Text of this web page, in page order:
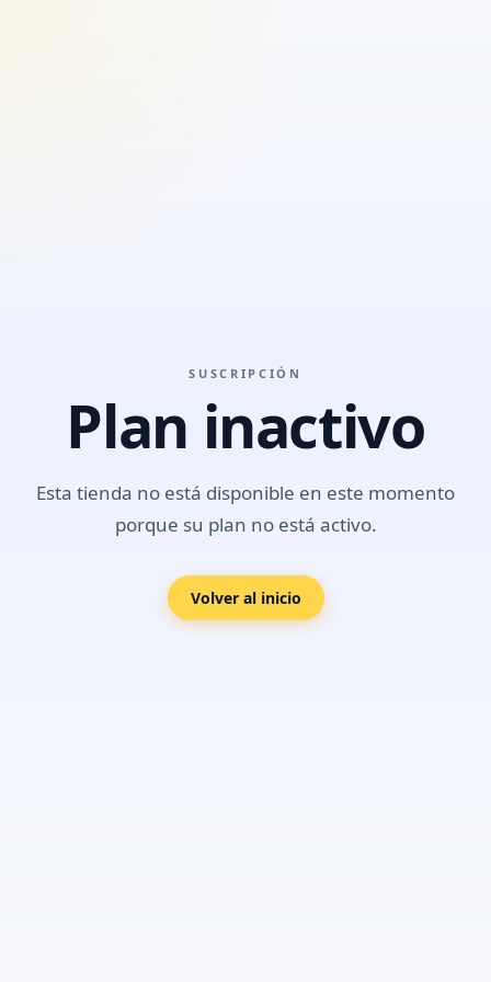
SUSCRIPCIÓN
Plan inactivo
Esta tienda no está disponible en este momento
porque su plan no está activo.
Volver al inicio